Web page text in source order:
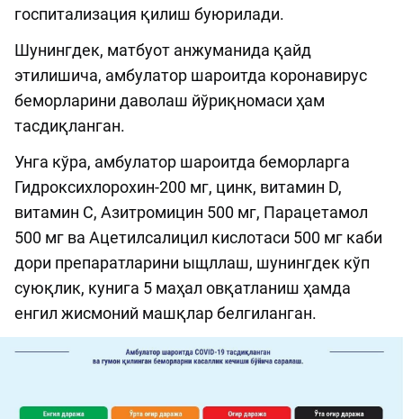
госпитализация қилиш буюрилади.
Шунингдек, матбуот анжуманида қайд
этилишича, амбулатор шароитда коронавирус
беморларини даволаш йўриқномаси ҳам
тасдиқланган.
Унга кўра, амбулатор шароитда беморларга
Гидроксихлорохин-200 мг, цинк, витамин D,
витамин С, Азитромицин 500 мг, Парацетамол
500 мг ва Ацетилсалицил кислотаси 500 мг каби
дори препаратларини ыщллаш, шунингдек кўп
суюқлик, кунига 5 маҳал овқатланиш ҳамда
енгил жисмоний машқлар белгиланган.